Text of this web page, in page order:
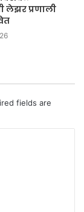
लेझर प्रणाली
fields are